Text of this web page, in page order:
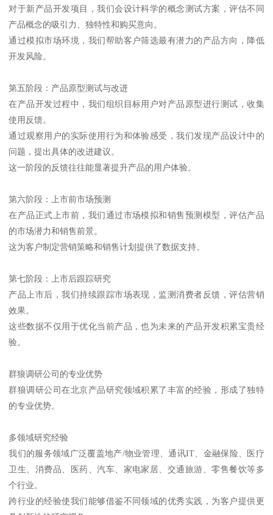
对于新产品开发项目，我们会设计科学的概念测试方案，评估不同
产品概念的吸引力、独特性和购买意向。
通过模拟市场环境，我们帮助客户筛选最有潜力的产品方向，降低
开发风险。
第五阶段：产品原型测试与改进
在产品开发过程中，我们组织目标用户对产品原型进行测试，收集
使用反馈。
通过观察用户的实际使用行为和体验感受，我们发现产品设计中的
问题，提出具体的改进建议。
这一阶段的反馈往往能显著提升产品的用户体验。
第六阶段：上市前市场预测
在产品正式上市前，我们通过市场模拟和销售预测模型，评估产品
的市场潜力和销售前景。
这为客户制定营销策略和销售计划提供了数据支持。
第七阶段：上市后跟踪研究
产品上市后，我们持续跟踪市场表现，监测消费者反馈，评估营销
效果。
这些数据不仅用于优化当前产品，也为未来的产品开发积累宝贵经
验。
群狼调研公司的专业优势
群狼调研公司在北京产品研究领域积累了丰富的经验，形成了独特
的专业优势。
多领域研究经验
我们的服务领域广泛覆盖地产/物业管理、通讯IT、金融保险、医疗
卫生、消费品、医药、汽车、家电家居、交通旅游、零售餐饮等多
个行业。
跨行业的经验使我们能够借鉴不同领域的优秀实践，为客户提供更